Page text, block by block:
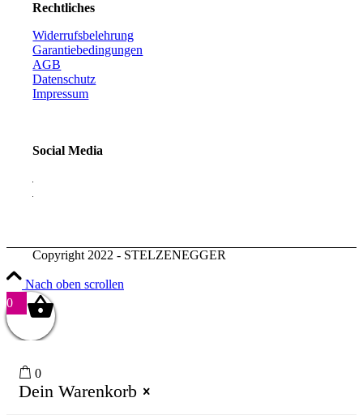
Rechtliches
Widerrufsbelehrung
Garantiebedingungen
AGB
Datenschutz
Impressum
Social Media
Copyright 2022 - STELZENEGGER
Nach oben scrollen
0
0
Dein Warenkorb